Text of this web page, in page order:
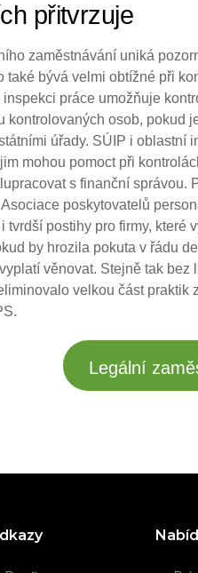
přitvrzuje
zaměstnávání uniká
také bývá velmi obtížné při
práce umožňuje
kontrolovaných osob, pokud
úřady. SÚIP i oblastní
mohou pomoct při
s finanční správou.
poskytovatelů
tvrdší postihy pro firmy,
by hrozila pokuta v řádu
věnovat. Stejně tak
velkou část praktik
Legální